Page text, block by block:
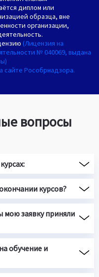
диплом или
образца, вне
организации,
(Лицензия на
№ 040069, выдана
сайте Рособрнадзора.
вопросы
курсов?
мою заявку приняли
обучение и